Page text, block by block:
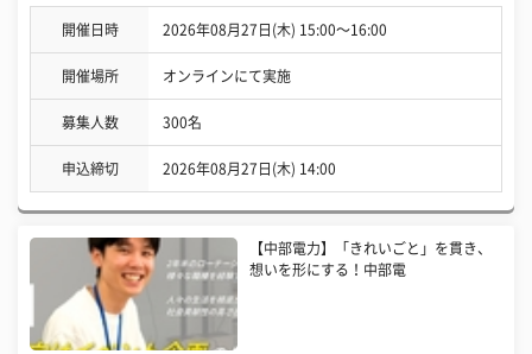
開催日時 2026年08月27日(木) 15:00〜16:00
開催場所 オンラインにて実施
募集人数 300名
申込締切 2026年08月27日(木) 14:00
【中部電力】「きれいごと」を貫き、
想いを形にする！中部電